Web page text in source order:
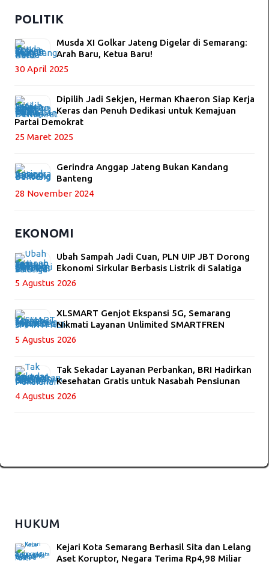
POLITIK
Musda XI Golkar Jateng Digelar di Semarang:
Arah Baru, Ketua Baru!
30 April 2025
Dipilih Jadi Sekjen, Herman Khaeron Siap Kerja
Keras dan Penuh Dedikasi untuk Kemajuan
Partai Demokrat
25 Maret 2025
Gerindra Anggap Jateng Bukan Kandang
Banteng
28 November 2024
EKONOMI
Ubah Sampah Jadi Cuan, PLN UIP JBT Dorong
Ekonomi Sirkular Berbasis Listrik di Salatiga
5 Agustus 2026
XLSMART Genjot Ekspansi 5G, Semarang
Nikmati Layanan Unlimited SMARTFREN
5 Agustus 2026
Tak Sekadar Layanan Perbankan, BRI Hadirkan
Kesehatan Gratis untuk Nasabah Pensiunan
4 Agustus 2026
HUKUM
Kejari Kota Semarang Berhasil Sita dan Lelang
Aset Koruptor, Negara Terima Rp4,98 Miliar